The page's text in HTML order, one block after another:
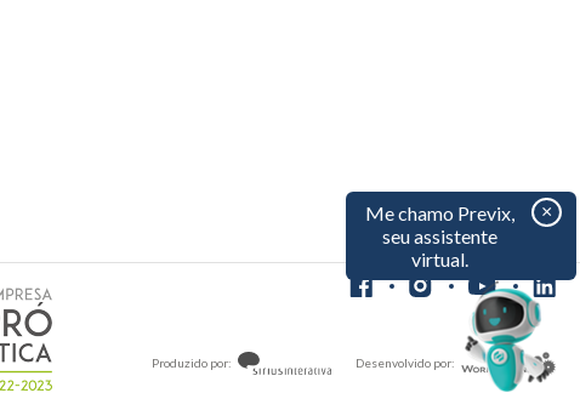
Produzido por: Desenvolvido por:
Me chamo Previx,
seu assistente
virtual.
×